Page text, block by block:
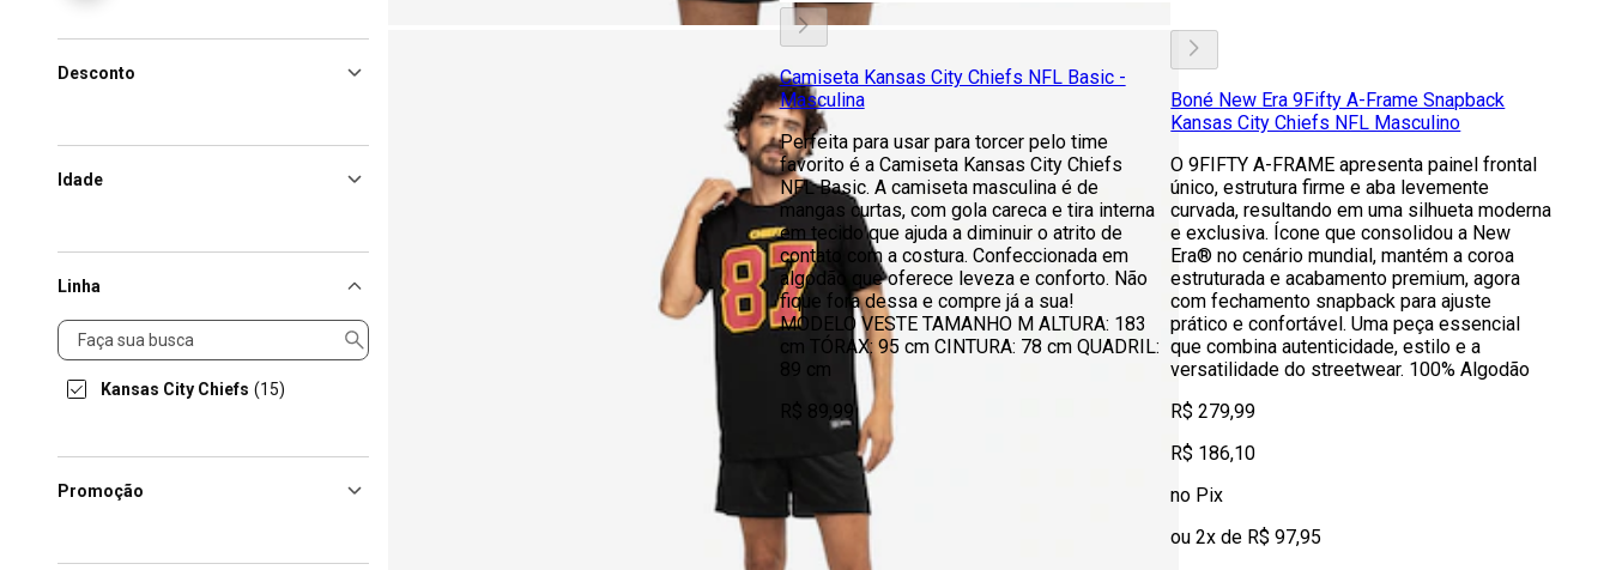
Desconto
Idade
Linha
Linha
Kansas City Chiefs (15)
Promoção
Camiseta Kansas City Chiefs NFL Basic -
Masculina
Perfeita para usar para torcer pelo time
favorito é a Camiseta Kansas City Chiefs
NFL Basic. A camiseta masculina é de
mangas curtas, com gola careca e tira interna
em tecido que ajuda a diminuir o atrito de
contato com a costura. Confeccionada em
algodão que oferece leveza e conforto. Não
fique fora dessa e compre já a sua!
MODELO VESTE TAMANHO M ALTURA: 183
cm TÓRAX: 95 cm CINTURA: 78 cm QUADRIL:
89 cm
R$ 89,99
Boné New Era 9Fifty A-Frame Snapback
Kansas City Chiefs NFL Masculino
O 9FIFTY A-FRAME apresenta painel frontal
único, estrutura firme e aba levemente
curvada, resultando em uma silhueta moderna
e exclusiva. Ícone que consolidou a New
Era® no cenário mundial, mantém a coroa
estruturada e acabamento premium, agora
com fechamento snapback para ajuste
prático e confortável. Uma peça essencial
que combina autenticidade, estilo e a
versatilidade do streetwear. 100% Algodão
R$ 279,99
R$ 186,10
no Pix
ou 2x de R$ 97,95